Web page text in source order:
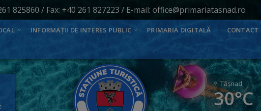
825860 / Fax: +40 261 827223 / E-mail: office@primariatasnad.ro
INFORMAȚII DE INTERES PUBLIC PRIMARIA DIGITALĂ CONTACT
Tăşnad
30°C